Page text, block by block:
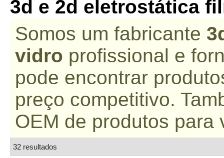
3d e 2d eletrostática
Somos um fabricante
vidro profissional e
pode encontrar
preço competitivo.
OEM de produtos para
32 resultados